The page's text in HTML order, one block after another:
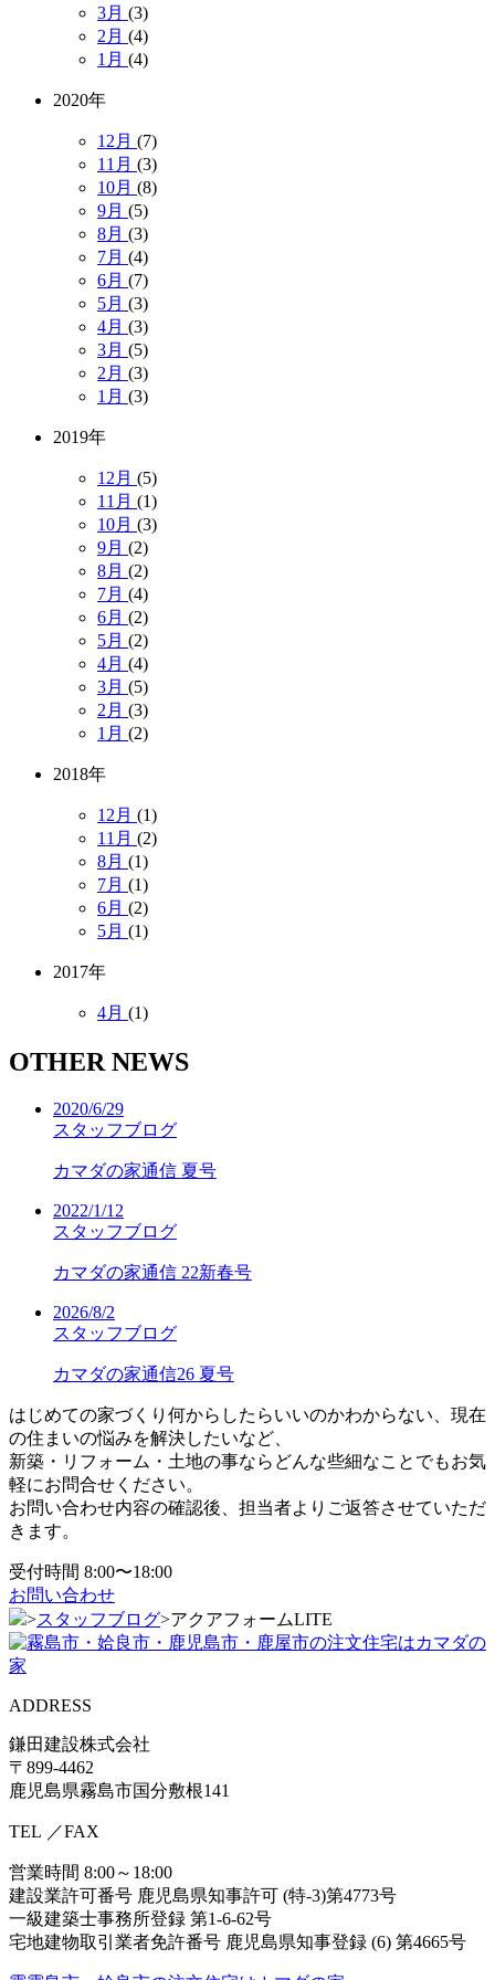
3月 (3)
2月 (4)
1月 (4)
2020年
12月 (7)
11月 (3)
10月 (8)
9月 (5)
8月 (3)
7月 (4)
6月 (7)
5月 (3)
4月 (3)
3月 (5)
2月 (3)
1月 (3)
2019年
12月 (5)
11月 (1)
10月 (3)
9月 (2)
8月 (2)
7月 (4)
6月 (2)
5月 (2)
4月 (4)
3月 (5)
2月 (3)
1月 (2)
2018年
12月 (1)
11月 (2)
8月 (1)
7月 (1)
6月 (2)
5月 (1)
2017年
4月 (1)
OTHER NEWS
2020/6/29
スタッフブログ
カマダの家通信 夏号
2022/1/12
スタッフブログ
カマダの家通信 22新春号
2026/8/2
スタッフブログ
カマダの家通信26 夏号
はじめての家づくり何からしたらいいのかわからない、現在
の住まいの悩みを解決したいなど、
新築・リフォーム・土地の事ならどんな些細なことでもお気
軽にお問合せください。
お問い合わせ内容の確認後、担当者よりご返答させていただ
きます。
受付時間 8:00〜18:00
お問い合わせ
>スタッフブログ>アクアフォームLITE
ADDRESS
鎌田建設株式会社
〒899-4462
鹿児島県霧島市国分敷根141
TEL ／FAX
営業時間 8:00～18:00
建設業許可番号 鹿児島県知事許可 (特-3)第4773号
一級建築士事務所登録 第1-6-62号
宅地建物取引業者免許番号 鹿児島県知事登録 (6) 第4665号